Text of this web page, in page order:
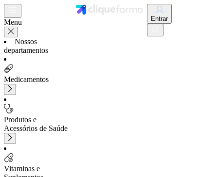
Menu
Nossos
departamentos
Medicamentos
Produtos e
Acessórios de Saúde
Vitaminas e
Entrar